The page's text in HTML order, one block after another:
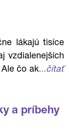
lákajú tisíce
vzdialenejších
čo ak...čítať
a príbehy